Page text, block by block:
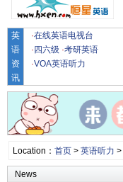
英
语
资
讯
·在线英语电视台
· 四六级 ·考研英语
·VOA英语听力
Location： 首页> 英语听力 >
News